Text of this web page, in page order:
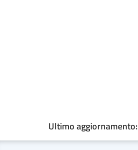
Ultimo aggiornamento: